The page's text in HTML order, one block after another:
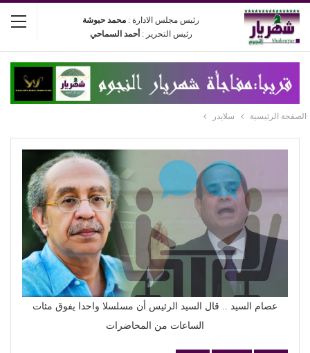
رئيس مجلس الادارة : محمد حبوشة
رئيس التحرير : أحمد السماحي
الصفحة الرئيسية سلايدر
عصام السيد .. قال السيد الرئيس أن مسلسلا واحدا يفوق مئات
الساعات من المحاضرات